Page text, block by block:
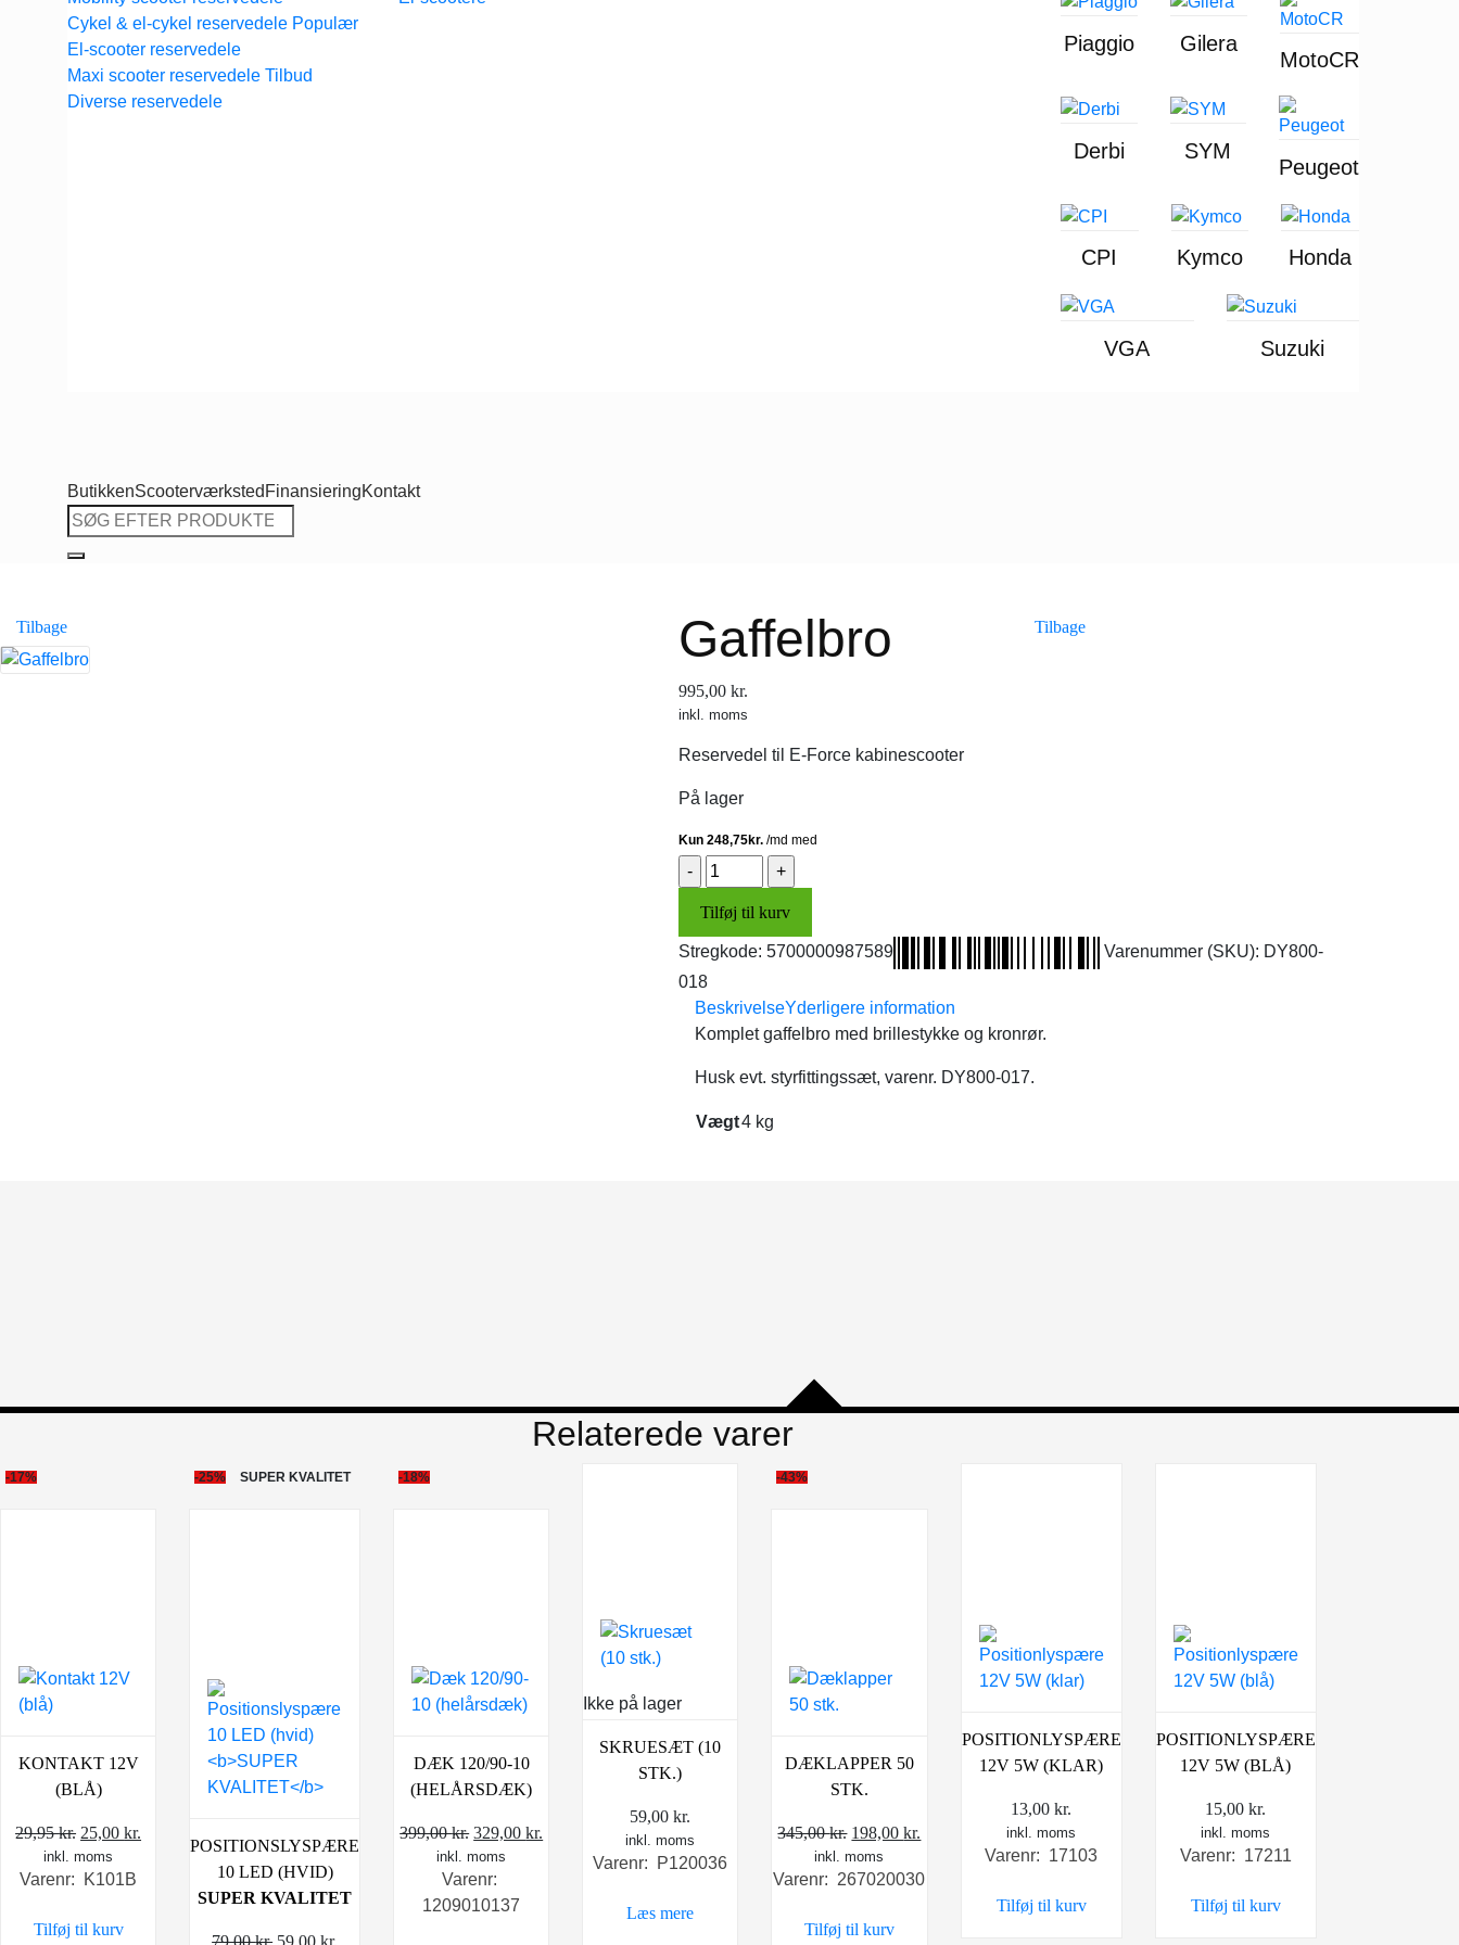
Cykel & el-cykel reservedele
El-scooter reservedele
Maxi scooter reservedele
Diverse reservedele
Piaggio Gilera
MotoCR
Derbi SYM
Peugeot
CPI Kymco Honda
VGA Suzuki
ButikkenScooterværksted FinansieringKontakt
Søg
efter:
Tilbage Gaffelbro Tilbage
995,00 kr.
inkl. moms
Reservedel til E-Force kabinescooter
På lager
Gaffelbro
antal
Tilføj til kurv
Stregkode: 5700000987589 Varenummer (SKU): DY800-
018
BeskrivelseYderligere information
Komplet gaffelbro med brillestykke og kronrør.
Husk evt. styrfittingssæt, varenr. DY800-017.
Vægt4 kg
Relaterede varer
-17%
KONTAKT 12V
(BLÅ)
29,95kr. Den
oprindelige
pris
29,95 kr..
25,00kr.
aktuelle
inkl. moms
Varenr: K101B
Tilføj til kurv
-25% SUPER KVALITET
POSITIONSLYSPÆRE
10 LED (HVID)
SUPER KVALITET
79,00kr. Den
59,00kr.
-18%
DÆK 120/90-10
(HELÅRSDÆK)
399,00kr. Den
oprindelige
pris
var:
329,00kr.
aktuelle
inkl. moms
Varenr:
1209010137
Ikke på lager
SKRUESÆT (10
STK.)
59,00kr.
inkl. moms
Varenr: P120036
Læs mere
-43%
DÆKLAPPER 50
STK.
345,00kr. Den
oprindelige
pris
345,00 kr..
198,00kr.
pris
inkl. moms
Varenr: 267020030
Tilføj til kurv
POSITIONLYSPÆRE
12V 5W (KLAR)
13,00 kr.
inkl. moms
Varenr: 17103
Tilføj til kurv
POSITIONLYSPÆRE
12V 5W (BLÅ)
15,00 kr.
inkl. moms
Varenr: 17211
Tilføj til kurv